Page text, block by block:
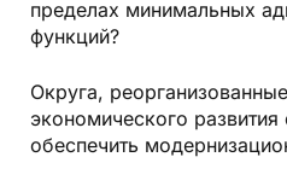
пределах минимальных
функций?
Округа,
экономического
обеспечить